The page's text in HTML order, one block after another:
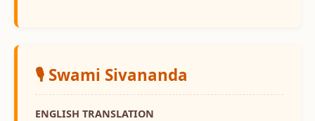
🎙️ Swami Sivananda
ENGLISH TRANSLATION